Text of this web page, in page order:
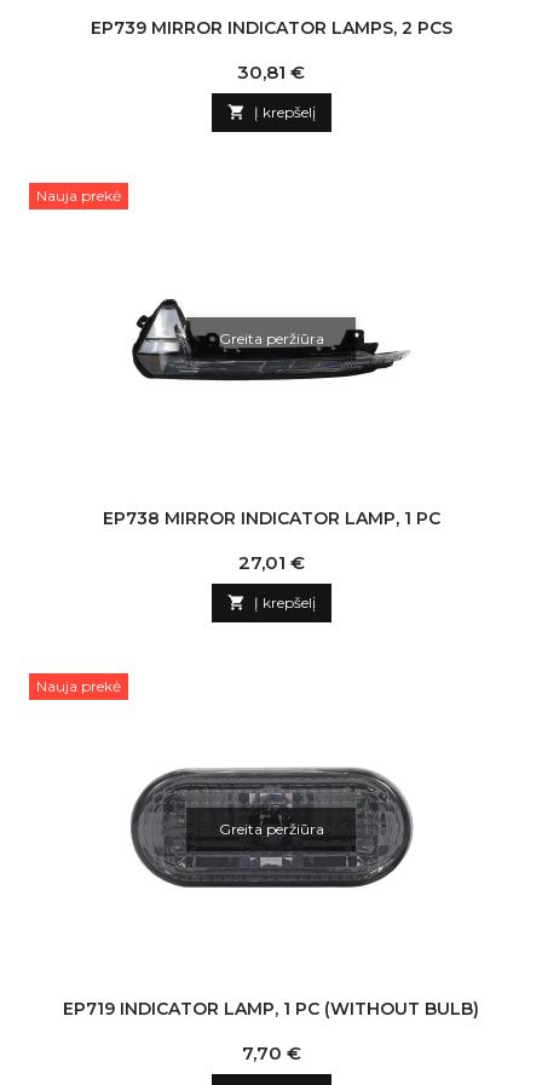
EP739 MIRROR INDICATOR LAMPS, 2 PCS
Kaina
30,81 €
 Į krepšelį
Nauja prekė
Greita peržiūra
EP738 MIRROR INDICATOR LAMP, 1 PC
Kaina
27,01 €
 Į krepšelį
Nauja prekė
Greita peržiūra
EP719 INDICATOR LAMP, 1 PC (WITHOUT BULB)
Kaina
7,70 €